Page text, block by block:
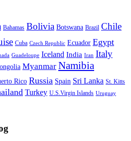
Bahamas Bolivia Botswana Brazil Chile
Cuba Czech Republic Ecuador Egypt
Guadeloupe Iceland India Iran Italy
Myanmar Namibia
Rico Russia Spain Sri Lanka St. Kitts
Turkey U.S.Virgin Islands Uruguay